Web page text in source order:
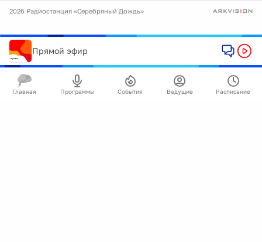
2026 Радиостанция «Серебряный Дождь»
Прямой эфир
Главная Программы События Ведущие Расписание